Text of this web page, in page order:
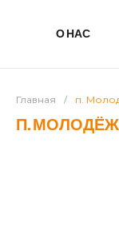
О НАС
Главная / п.
П.